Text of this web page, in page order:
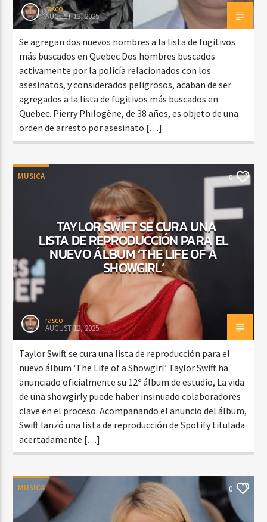
rasco
AUGUST 12, 2025
Se agregan dos nuevos nombres a la lista de fugitivos
más buscados en Quebec Dos hombres buscados
activamente por la policía relacionados con los
asesinatos, y considerados peligrosos, acaban de ser
agregados a la lista de fugitivos más buscados en
Quebec. Pierry Philogène, de 38 años, es objeto de una
orden de arresto por asesinato […]
MUSICA 0
TAYLOR SWIFT SE CURA UNA
LISTA DE REPRODUCCIÓN PARA EL
NUEVO ÁLBUM ‘THE LIFE OF A
SHOWGIRL’
rasco
AUGUST 12, 2025
Taylor Swift se cura una lista de reproducción para el
nuevo álbum ‘The Life of a Showgirl’ Taylor Swift ha
anunciado oficialmente su 12º álbum de estudio, La vida
de una showgirly puede haber insinuado colaboradores
clave en el proceso. Acompañando el anuncio del álbum,
Swift lanzó una lista de reproducción de Spotify titulada
acertadamente […]
MUSICA 0